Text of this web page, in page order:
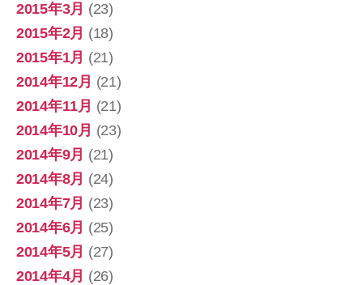
2015年3月 (23)
2015年2月 (18)
2015年1月 (21)
2014年12月 (21)
2014年11月 (21)
2014年10月 (23)
2014年9月 (21)
2014年8月 (24)
2014年7月 (23)
2014年6月 (25)
2014年5月 (27)
2014年4月 (26)